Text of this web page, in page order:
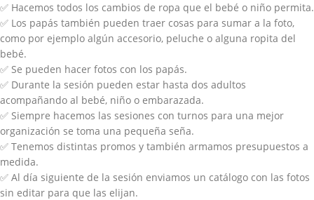
✅ Hacemos todos los cambios de ropa que el bebé o niño permita.
✅ Los papás también pueden traer cosas para sumar a la foto,
como por ejemplo algún accesorio, peluche o alguna ropita del
bebé.
✅ Se pueden hacer fotos con los papás.
✅ Durante la sesión pueden estar hasta dos adultos
acompañando al bebé, niño o embarazada.
✅ Siempre hacemos las sesiones con turnos para una mejor
organización se toma una pequeña seña.
✅ Tenemos distintas promos y también armamos presupuestos a
medida.
✅ Al día siguiente de la sesión enviamos un catálogo con las fotos
sin editar para que las elijan.